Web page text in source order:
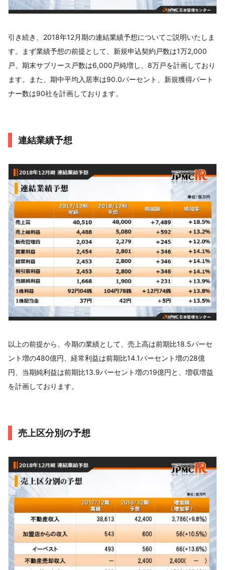
引き続き、2018年12月期の連結業績予想についてご説明いたしま
す。まず業績予想の前提として、新規申込契約戸数は1万2,000
戸、期末サブリース戸数は6,000戸純増し、8万戸を計画しており
ます。また、期中平均入居率は90.0パーセント、新規獲得パート
ナー数は90社を計画しております。
連結業績予想
以上の前提から、今期の業績として、売上高は前期比18.5パーセ
ント増の480億円、経常利益は前期比14.1パーセント増の28億
円、当期純利益は前期比13.9パーセント増の19億円と、増収増益
を計画しております。
売上区分別の予想